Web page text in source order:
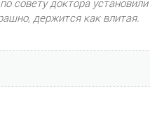
совету доктора
держится как влитая.